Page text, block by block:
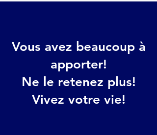
Vous avez beaucoup à
apporter!
Ne le retenez plus!
Vivez votre vie!